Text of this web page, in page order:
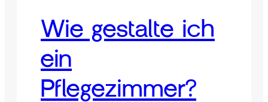
Wie gestalte ich
ein
Pflegezimmer?